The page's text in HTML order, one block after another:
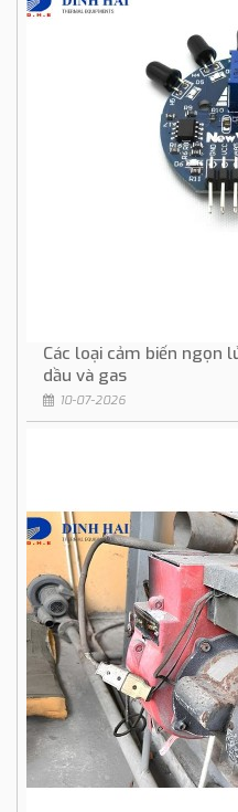
Các loại cảm biến ngọn
dầu và gas
10-07-2026